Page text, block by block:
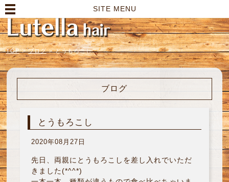
SITE MENU
TOP > ブログ > とうもろこし
ブログ
とうもろこし
2020年08月27日
先日、両親にとうもろこしを差し入れでいただ
きました(*^^*)